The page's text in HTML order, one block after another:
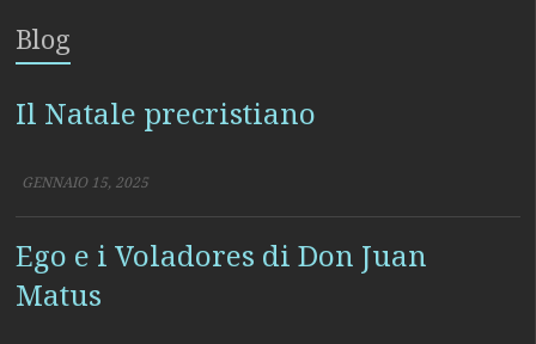
Blog
Il Natale precristiano
GENNAIO 15, 2025
Ego e i Voladores di Don Juan
Matus